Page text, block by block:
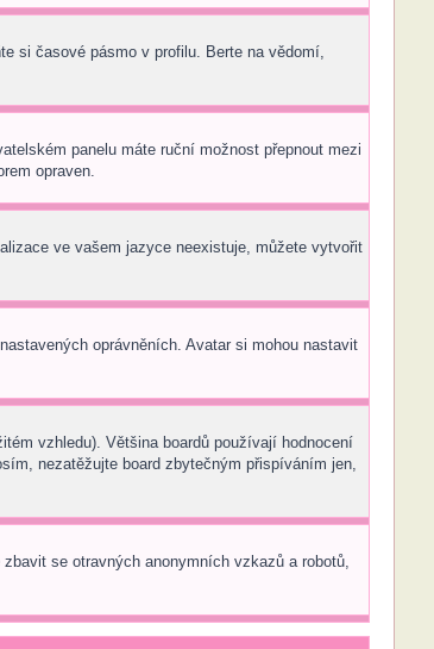
si časové pásmo v profilu. Berte na vědomí,
panelu máte ruční možnost přepnout mezi
opraven.
ve vašem jazyce neexistuje, můžete vytvořit
oprávněních. Avatar si mohou nastavit
vzhledu). Většina boardů používají hodnocení
nezatěžujte board zbytečným přispíváním jen,
se otravných anonymních vzkazů a robotů,